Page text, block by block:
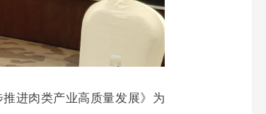
进肉类产业高质量发展》为